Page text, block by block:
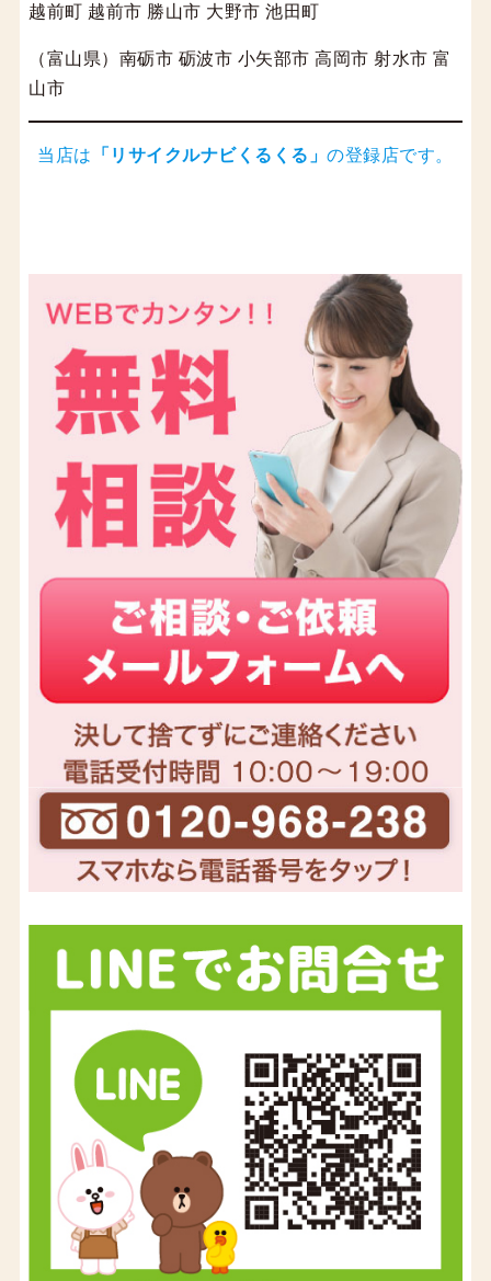
越前町 越前市 勝山市 大野市 池田町
（富山県）南砺市 砺波市 小矢部市 高岡市 射水市 富
山市
当店は 「 リサイクルナビくるくる 」の登録店です。